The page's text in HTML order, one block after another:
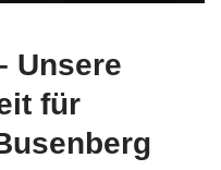
Unsere
für